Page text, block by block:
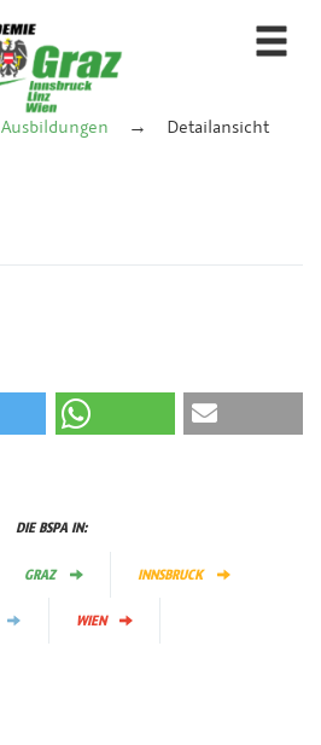
Ausbildungen Detailansicht
DIE BSPA IN:
GRAZ INNSBRUCK
WIEN